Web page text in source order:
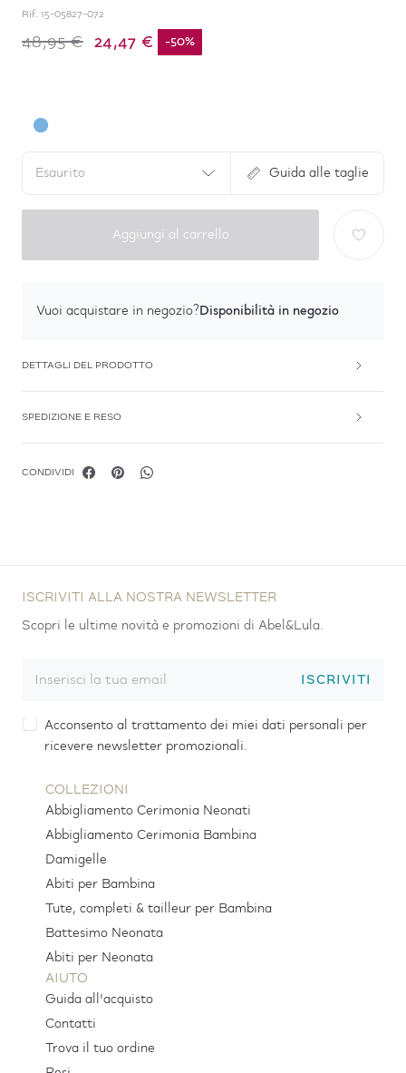
Rif. 15-05827-072
48,95 € 24,47 € -50%
Esaurito Guida alle taglie
Aggiungi al carrello
Vuoi acquistare in negozio?Disponibilità in negozio
DETTAGLI DEL PRODOTTO
SPEDIZIONE E RESO
CONDIVIDI
ISCRIVITI ALLA NOSTRA NEWSLETTER
Scopri le ultime novità e promozioni di Abel&Lula.
ISCRIVITI
Acconsento al trattamento dei miei dati personali per
ricevere newsletter promozionali.
COLLEZIONI
Abbigliamento Cerimonia Neonati
Abbigliamento Cerimonia Bambina
Damigelle
Abiti per Bambina
Tute, completi & tailleur per Bambina
Battesimo Neonata
Abiti per Neonata
AIUTO
Guida all'acquisto
Contatti
Trova il tuo ordine